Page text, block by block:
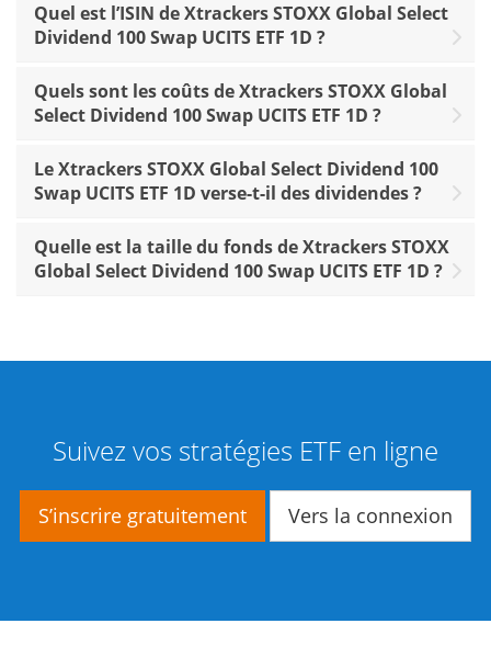
Quel est l’ISIN de Xtrackers STOXX Global Select
Dividend 100 Swap UCITS ETF 1D ?
Quels sont les coûts de Xtrackers STOXX Global
Select Dividend 100 Swap UCITS ETF 1D ?
Le Xtrackers STOXX Global Select Dividend 100
Swap UCITS ETF 1D verse-t-il des dividendes ?
Quelle est la taille du fonds de Xtrackers STOXX
Global Select Dividend 100 Swap UCITS ETF 1D ?
Suivez vos stratégies ETF en ligne
S’inscrire gratuitement Vers la connexion